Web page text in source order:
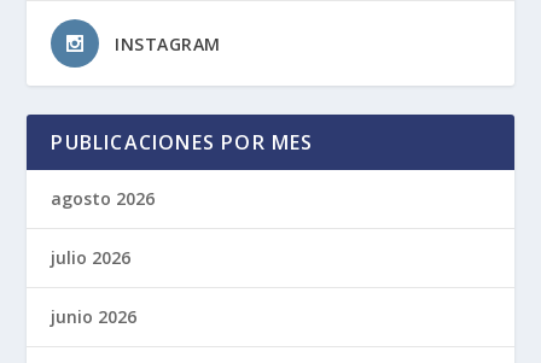
INSTAGRAM
PUBLICACIONES POR MES
agosto 2026
julio 2026
junio 2026